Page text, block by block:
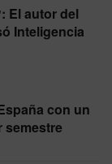
El autor del
Inteligencia
con un
semestre